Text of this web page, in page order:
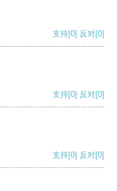
支持[0] 反对[0]
支持[0] 反对[0]
支持[0] 反对[0]